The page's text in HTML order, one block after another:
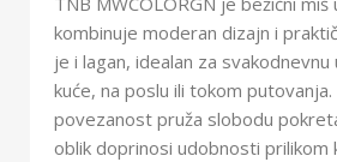
kombinuje moderan dizajn i
je i lagan, idealan za
kuće, na poslu ili tokom
povezanost pruža slobodu
oblik doprinosi udobnosti prilikom